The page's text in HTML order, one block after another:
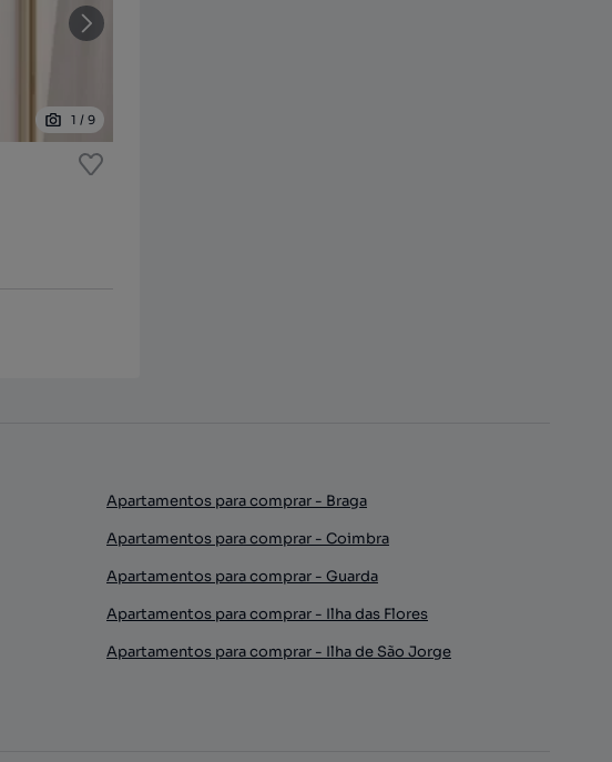
1 /9
Apartamentos para comprar - Braga
Apartamentos para comprar - Coimbra
Apartamentos para comprar - Guarda
Apartamentos para comprar - Ilha das Flores
Apartamentos para comprar - Ilha de São Jorge